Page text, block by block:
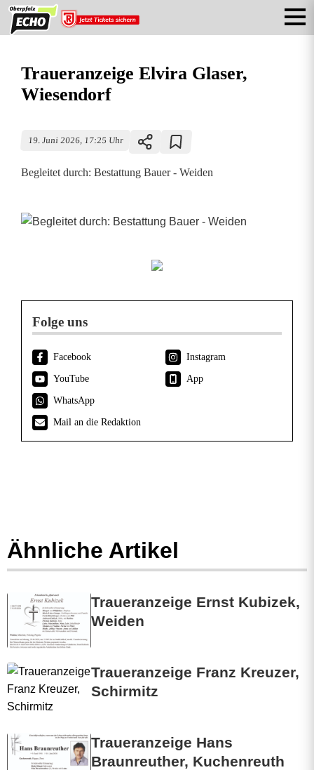
Traueranzeige Elvira Glaser,
Wiesendorf
19. Juni 2026, 17:25 Uhr
Begleitet durch: Bestattung Bauer - Weiden
a
e
l
v
i
r
G
Folge uns
Facebook
Instagram
YouTube
App
WhatsApp
Mail an die Redaktion
Ähnliche Artikel
Traueranzeige Ernst Kubizek,
Weiden
Traueranzeige Franz Kreuzer,
Schirmitz
Traueranzeige Hans
Braunreuther, Kuchenreuth